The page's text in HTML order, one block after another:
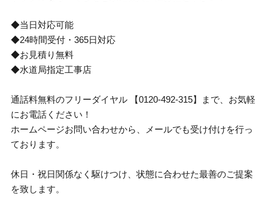
◆当日対応可能
◆24時間受付・365日対応
◆お見積り無料
◆水道局指定工事店
通話料無料のフリーダイヤル 【0120-492-315】まで、お気軽
にお電話ください！
ホームページお問い合わせから、メールでも受け付けを行っ
ております。
休日・祝日関係なく駆けつけ、状態に合わせた最善のご提案
を致します。